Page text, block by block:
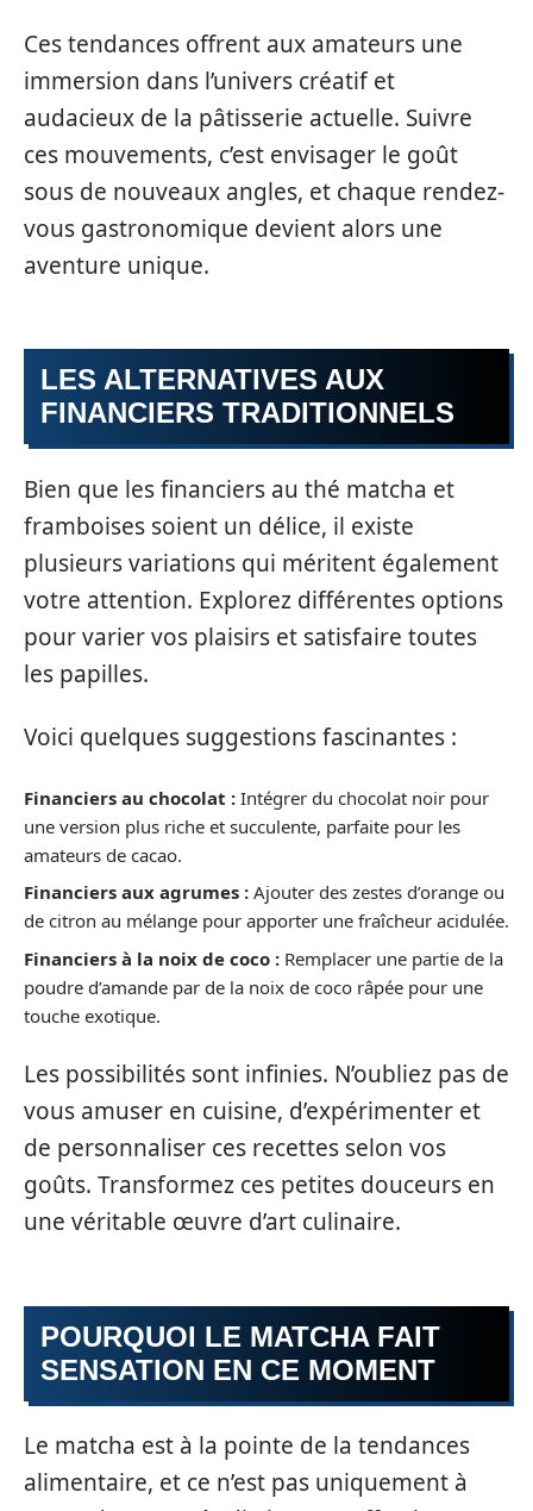
Ces tendances offrent aux amateurs une
immersion dans l’univers créatif et
audacieux de la pâtisserie actuelle. Suivre
ces mouvements, c’est envisager le goût
sous de nouveaux angles, et chaque rendez-
vous gastronomique devient alors une
aventure unique.
LES ALTERNATIVES AUX
FINANCIERS TRADITIONNELS
Bien que les financiers au thé matcha et
framboises soient un délice, il existe
plusieurs variations qui méritent également
votre attention. Explorez différentes options
pour varier vos plaisirs et satisfaire toutes
les papilles.
Voici quelques suggestions fascinantes :
Financiers au chocolat : Intégrer du chocolat noir pour
une version plus riche et succulente, parfaite pour les
amateurs de cacao.
Financiers aux agrumes : Ajouter des zestes d’orange ou
de citron au mélange pour apporter une fraîcheur acidulée.
Financiers à la noix de coco : Remplacer une partie de la
poudre d’amande par de la noix de coco râpée pour une
touche exotique.
Les possibilités sont infinies. N’oubliez pas de
vous amuser en cuisine, d’expérimenter et
de personnaliser ces recettes selon vos
goûts. Transformez ces petites douceurs en
une véritable œuvre d’art culinaire.
POURQUOI LE MATCHA FAIT
SENSATION EN CE MOMENT
Le matcha est à la pointe de la tendances
alimentaire, et ce n’est pas uniquement à